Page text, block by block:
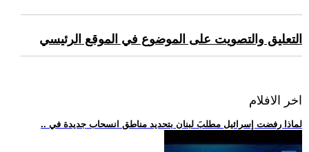
التعليق والتصويت على الموضوع في الموقع الرئيسي
اخر الافلام
.. لماذا رفضت إسرائيل مطلبَ لبنان بتحديد مناطق انسحاب جديدة في